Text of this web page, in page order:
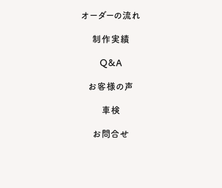
オーダーの流れ
制作実績
Q&A
お客様の声
車検
お問合せ